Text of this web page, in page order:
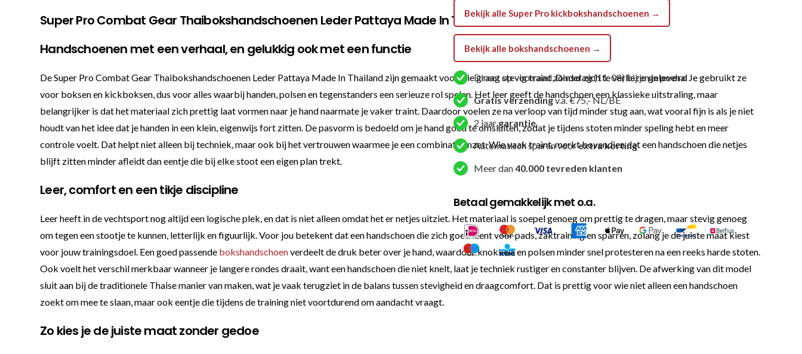
-
Geel
aantal
Bekijk alle Super Pro kickbokshandschoenen →
Bekijk alle bokshandschoenen →
Direct op voorraad,Dinsdag(11-08) bij jegeleverd
Gratis verzendingv.a. €75,- NL/BE
2 jaargarantie
Automatisch sparen voorextra korting
Meer dan40.000 tevreden klanten
Betaal gemakkelijk met o.a.
Super Pro Combat Gear Thaibokshandschoenen Leder Pattaya Made In Thailand voor boksen en kickboksen
Handschoenen met een verhaal, en gelukkig ook met een functie
De Super Pro Combat Gear Thaibokshandschoenen Leder Pattaya Made In Thailand zijn gemaakt voor wie graag stevig traint zonder zich te verliezen in poeha. Je gebruikt ze
voor boksen en kickboksen, dus voor alles waarbij handen, polsen en tegenstanders een serieuze rol spelen. Het leer geeft de handschoen een klassieke uitstraling, maar
belangrijker is dat het materiaal zich prettig laat vormen naar je hand naarmate je vaker traint. Daardoor voelen ze na verloop van tijd minder stug aan, wat vooral fijn is als je niet
houdt van het idee dat je handen in een klein, eigenwijs fort zitten. De pasvorm is bedoeld om je hand goed te omsluiten, zodat je tijdens stoten minder speling hebt en meer
controle voelt. Dat helpt niet alleen bij techniek, maar ook bij het vertrouwen waarmee je een combinatie inzet. Wie vaak traint, merkt bovendien dat een handschoen die netjes
blijft zitten minder afleidt dan eentje die bij elke stoot een eigen plan trekt.
Leer, comfort en een tikje discipline
Leer heeft in de vechtsport nog altijd een logische plek, en dat is niet alleen omdat het er netjes uitziet. Het materiaal is soepel genoeg om prettig te dragen, maar stevig genoeg
om tegen een stootje te kunnen, letterlijk en figuurlijk. Voor jou betekent dat een handschoen die zich goed leent voor pads, zaktraining en sparren, zolang je de juiste maat kiest
voor jouw trainingsdoel. Een goed passende bokshandschoenverdeelt de druk beter over je hand, waardoor knokkels en polsen minder snel protesteren na een reeks harde stoten.
Ook voelt het verschil merkbaar wanneer je langere rondes draait, want een handschoen die niet knelt, laat je techniek rustiger en constanter blijven. De afwerking van dit model
sluit aan bij de traditionele Thaise manier van maken, wat je vaak terugziet in de balans tussen stevigheid en draagcomfort. Dat is prettig voor wie niet alleen een handschoen
zoekt om mee te slaan, maar ook eentje die tijdens de training niet voortdurend om aandacht vraagt.
Zo kies je de juiste maat zonder gedoe